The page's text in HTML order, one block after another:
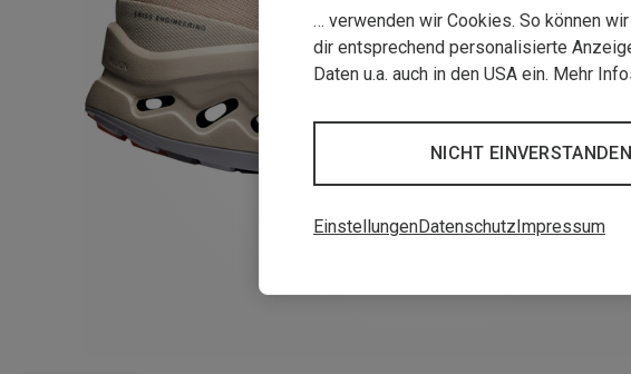
… verwenden wir Cookies. So können
dir entsprechend personalisierte
Daten u.a. auch in den USA ein. Mehr
NICHT EINVERSTANDEN
EinstellungenDatenschutz Impressum